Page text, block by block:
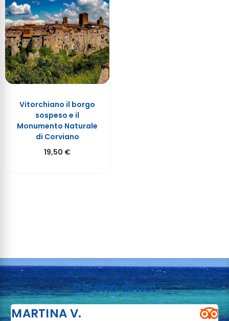
Vitorchiano il borgo
sospeso e il
Monumento Naturale
di Corviano
19,50 €
Dicono di noi
MARTINA V.